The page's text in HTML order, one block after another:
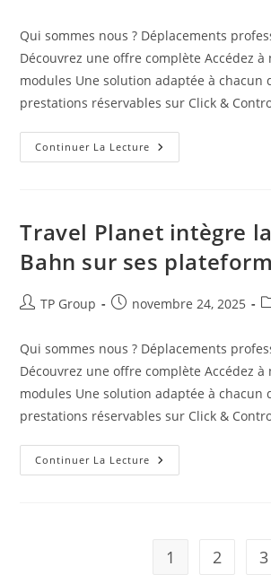
Qui sommes nous ? Déplacements
Découvrez une offre complète Accédez
modules Une solution adaptée à chacun
prestations réservables sur Click &
Continuer La Lecture
Travel Planet intègre
Bahn sur ses
TP Group novembre 24, 2025
Qui sommes nous ? Déplacements
Découvrez une offre complète Accédez
modules Une solution adaptée à chacun
prestations réservables sur Click &
Continuer La Lecture
1 2 3